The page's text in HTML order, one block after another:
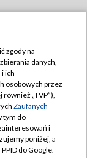
zgody na
danych,
ich
osobowych przez
również „TVP”),
Zaufanych
tym do
i
poniżej, a
do Google.